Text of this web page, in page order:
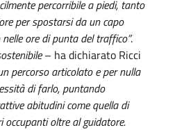
percorribile a piedi, tanto
per spostarsi da un capo
ore di punta del traffico”.
– ha dichiarato Ricci
percorso articolato e per nulla
di farlo, puntando
abitudini come quella di
occupanti oltre al guidatore.